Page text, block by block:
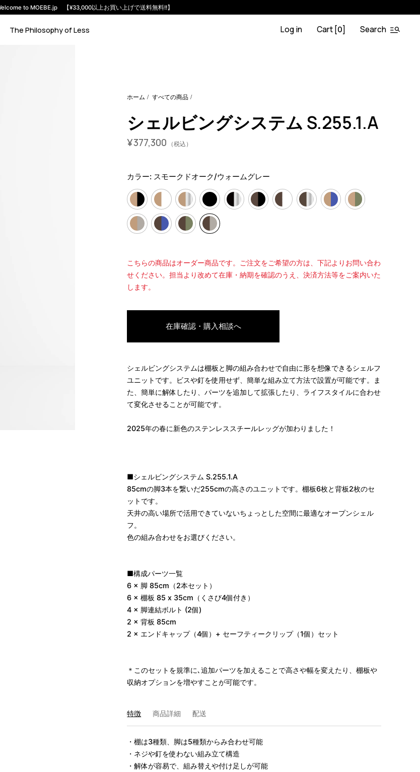
to MOEBE.jp 【¥33,000以上お買い上げで送料無料!!】
The Philosophy of Less Log in Cart [0] Search
ホーム すべての商品
シェルビングシステム S.255.1.A
¥377,300 （税込）
カラー: スモークドオーク/ウォームグレー
こちらの商品はオーダー商品です。ご注文をご希望の方は、下記よりお問い合わ
せください。担当より改めて在庫・納期を確認のうえ、決済方法等をご案内いた
します。
在庫確認・購入相談へ
シェルビングシステムは棚板と脚の組み合わせで自由に形を想像できるシェルフ
ユニットです。ビスや釘を使用せず、簡単な組み立て方法で設置が可能です。ま
た、簡単に解体したり、パーツを追加して拡張したり、ライフスタイルに合わせ
て変化させることが可能です。
2025年の春に新色のステンレススチールレッグが加わりました！
■シェルビングシステム S.255.1.A
85cmの脚3本を繋いだ255cmの高さのユニットです。棚板6枚と背板2枚のセ
ットです。
天井の高い場所で活用できていないちょっとした空間に最適なオープンシェル
フ。
色の組み合わせをお選びください。
■構成パーツ一覧
6 × 脚 85cm（2本セット）
6 × 棚板 85 x 35cm（くさび4個付き）
4 × 脚連結ボルト (2個)
2 × 背板 85cm
2 × エンドキャップ（4個）+ セーフティークリップ（1個）セット
＊このセットを規準に､追加パーツを加えることで高さや幅を変えたり、棚板や
収納オプションを増やすことが可能です。
特徴 商品詳細 配送
・棚は3種類、脚は5種類からみ合わせ可能
・ネジや釘を使わない組み立て構造
・解体が容易で、組み替えや付け足しが可能